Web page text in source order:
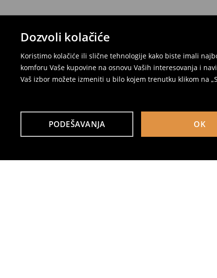
Dozvoli kolačiće
Koristimo kolačiće ili slične tehnologije kako biste imali
komforu Vaše kupovine na osnovu Vaših interesovanja i
Vaš izbor možete izmeniti u bilo kojem trenutku klikom na
PODEŠAVANJA OK